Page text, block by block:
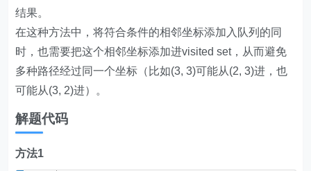
结果。
在这种方法中，将符合条件的相邻坐标添加入队列的同
时，也需要把这个相邻坐标添加进visited set，从而避免
多种路径经过同一个坐标（比如(3, 3)可能从(2, 3)进，也
可能从(3, 2)进）。
解题代码
方法1